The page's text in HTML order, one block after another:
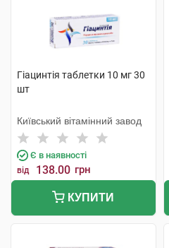
Гіацинтія таблетки 10 мг 30
шт
Київський вітамінний завод
Є в наявності
від 138.00 грн
КУПИТИ